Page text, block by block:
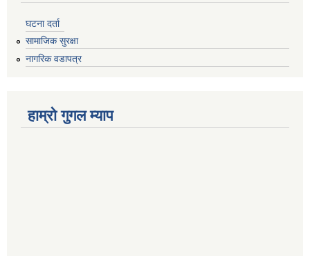
घटना दर्ता
सामाजिक सुरक्षा
नागरिक वडापत्र
हाम्रो गुगल म्याप